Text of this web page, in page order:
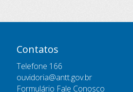
Contatos
Telefone 166
ouvidoria@antt.gov.br
Formulário Fale Conosco